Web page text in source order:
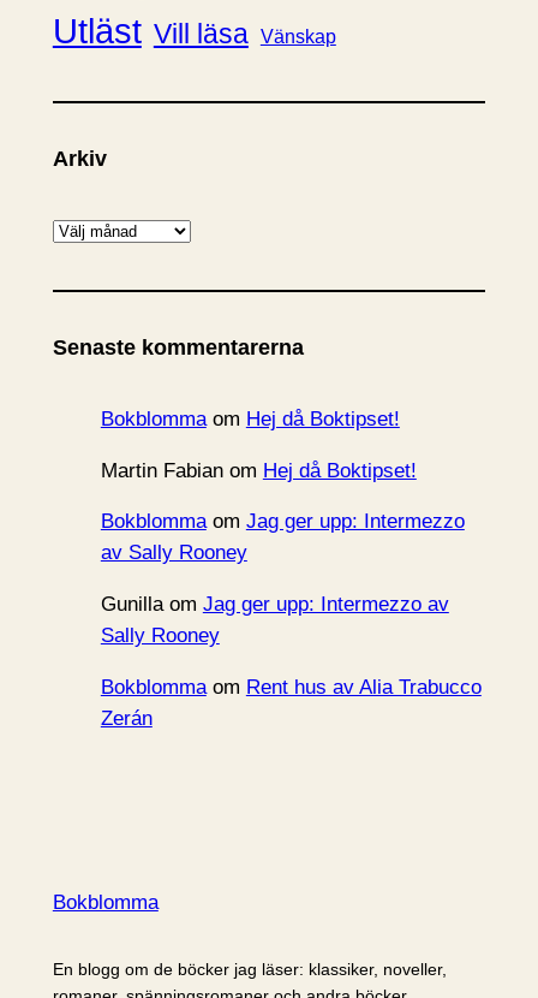
Utläst Vill läsa Vänskap
Arkiv
A
k
v
Senaste kommentarerna
Bokblommaom Hej då Boktipset!
Martin Fabianom Hej då Boktipset!
Bokblommaom Jag ger upp: Intermezzo
av Sally Rooney
Gunillaom Jag ger upp: Intermezzo av
Sally Rooney
Bokblommaom Rent hus av Alia Trabucco
Zerán
Bokblomma
En blogg om de böcker jag läser: klassiker, noveller,